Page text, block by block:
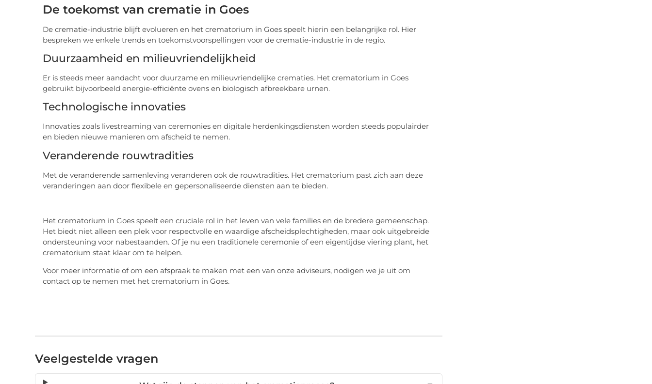
De toekomst van crematie in Goes
De crematie-industrie blijft evolueren en het crematorium in Goes speelt hierin een belangrijke rol. Hier
bespreken we enkele trends en toekomstvoorspellingen voor de crematie-industrie in de regio.
Duurzaamheid en milieuvriendelijkheid
Er is steeds meer aandacht voor duurzame en milieuvriendelijke crematies. Het crematorium in Goes
gebruikt bijvoorbeeld energie-efficiënte ovens en biologisch afbreekbare urnen.
Technologische innovaties
Innovaties zoals livestreaming van ceremonies en digitale herdenkingsdiensten worden steeds populairder
en bieden nieuwe manieren om afscheid te nemen.
Veranderende rouwtradities
Met de veranderende samenleving veranderen ook de rouwtradities. Het crematorium past zich aan deze
veranderingen aan door flexibele en gepersonaliseerde diensten aan te bieden.
Het crematorium in Goes speelt een cruciale rol in het leven van vele families en de bredere gemeenschap.
Het biedt niet alleen een plek voor respectvolle en waardige afscheidsplechtigheden, maar ook uitgebreide
ondersteuning voor nabestaanden. Of je nu een traditionele ceremonie of een eigentijdse viering plant, het
crematorium staat klaar om te helpen.
Voor meer informatie of om een afspraak te maken met een van onze adviseurs, nodigen we je uit om
contact op te nemen met het crematorium in Goes.
Veelgestelde vragen